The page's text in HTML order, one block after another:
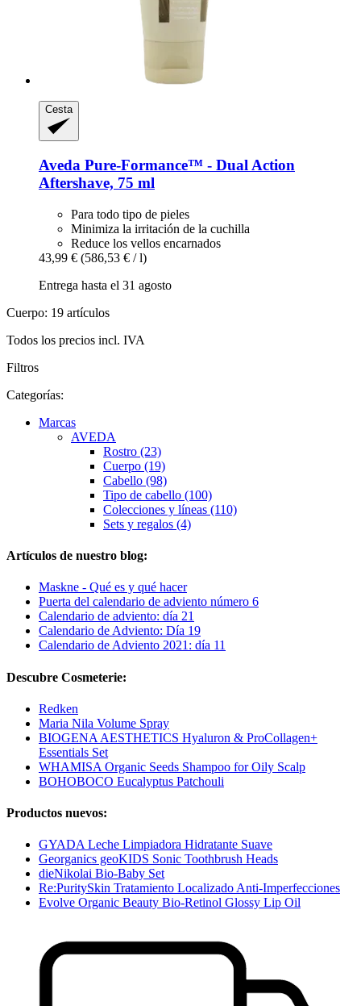
Cesta
Aveda Pure-​Formance™ -​ Dual Action
Aftershave, 75 ml
Para todo tipo de pieles
Minimiza la irritación de la cuchilla
Reduce los vellos encarnados
43,99 € (586,53 € / l)
Entrega hasta el 31 agosto
Cuerpo: 19 artículos
Todos los precios incl. IVA
Filtros
Categorías:
Marcas
AVEDA
Rostro (23)
Cuerpo (19)
Cabello (98)
Tipo de cabello (100)
Colecciones y líneas (110)
Sets y regalos (4)
Artículos de nuestro blog:
Maskne - Qué es y qué hacer
Puerta del calendario de adviento número 6
Calendario de adviento: día 21
Calendario de Adviento: Día 19
Calendario de Adviento 2021: día 11
Descubre Cosmeterie:
Redken
Maria Nila Volume Spray
BIOGENA AESTHETICS Hyaluron & ProCollagen+
Essentials Set
WHAMISA Organic Seeds Shampoo for Oily Scalp
BOHOBOCO Eucalyptus Patchouli
Productos nuevos:
GYADA Leche Limpiadora Hidratante Suave
Georganics geoKIDS Sonic Toothbrush Heads
dieNikolai Bio-Baby Set
Re:PuritySkin Tratamiento Localizado Anti-Imperfecciones
Evolve Organic Beauty Bio-Retinol Glossy Lip Oil